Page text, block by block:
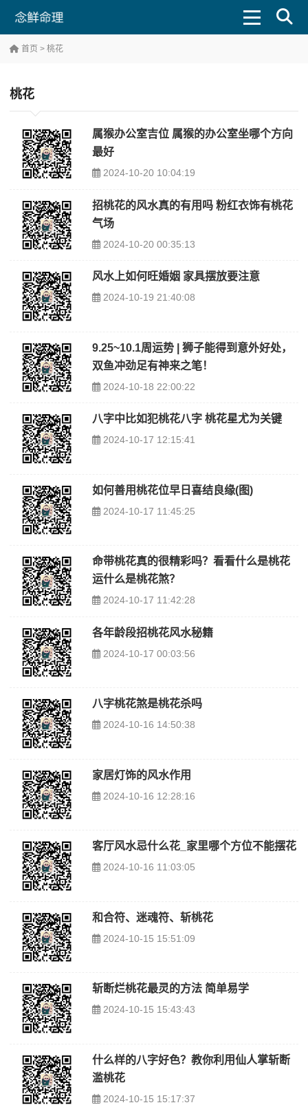
首页 > 桃花
桃花
属猴办公室吉位 属猴的办公室坐哪个方向
最好
2024-10-20 10:04:19
招桃花的风水真的有用吗 粉红衣饰有桃花
气场
2024-10-20 00:35:13
风水上如何旺婚姻 家具摆放要注意
2024-10-19 21:40:08
9.25~10.1周运势 | 狮子能得到意外好处，
双鱼冲劲足有神来之笔！
2024-10-18 22:00:22
八字中比如犯桃花八字 桃花星尤为关键
2024-10-17 12:15:41
如何善用桃花位早日喜结良缘(图)
2024-10-17 11:45:25
命带桃花真的很精彩吗？看看什么是桃花
运什么是桃花煞？
2024-10-17 11:42:28
各年龄段招桃花风水秘籍
2024-10-17 00:03:56
八字桃花煞是桃花杀吗
2024-10-16 14:50:38
家居灯饰的风水作用
2024-10-16 12:28:16
客厅风水忌什么花_家里哪个方位不能摆花
2024-10-16 11:03:05
和合符、迷魂符、斩桃花
2024-10-15 15:51:09
斩断烂桃花最灵的方法 简单易学
2024-10-15 15:43:43
什么样的八字好色？教你利用仙人掌斩断
滥桃花
2024-10-15 15:17:37